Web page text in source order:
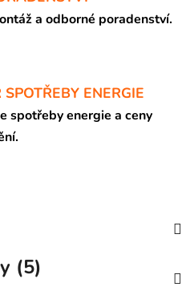
a odborné poradenství.
ENERGIE
spotřeby energie a ceny
(5)